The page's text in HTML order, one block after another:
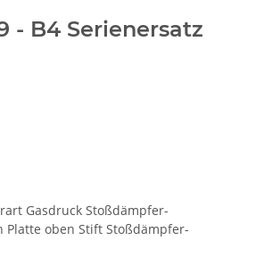
- B4 Serienersatz
Gasdruck Stoßdämpfer-
oben Stift Stoßdämpfer-